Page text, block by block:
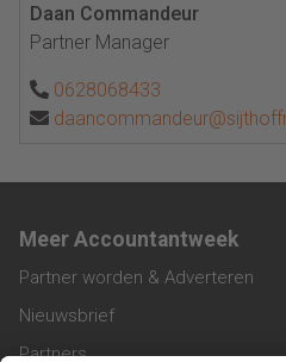
Daan Commandeur
Partner Manager
0628068433
Meer Accountantweek
Partner worden & Adverteren
Nieuwsbrief
Partners